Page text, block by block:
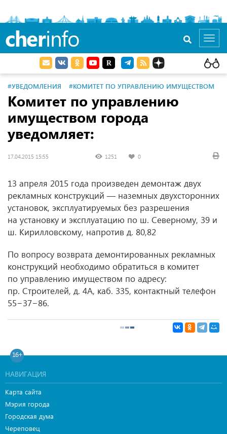
cherinfo
#УВЕДОМЛЕНИЯ #КОМИТЕТ ПО УПРАВЛЕНИЮ ИМУЩЕСТВОМ
Комитет по управлению
имуществом города
уведомляет:
17.04.2015 15:55 1251 0
13 апреля 2015 года произведен демонтаж двух
рекламных конструкций — наземных двухсторонних
установок, эксплуатируемых без разрешения
на установку и эксплуатацию по ш. Северному, 39 и
ш. Кирилловскому, напротив д. 80,82
По вопросу возврата демонтированных рекламных
конструкций необходимо обратиться в комитет
по управлению имуществом по адресу:
пр. Строителей, д. 4А, каб. 335, контактный телефон
55−37−86.
16+
НАВИГАЦИЯ
Карта сайта
Мэрия города
Городская дума
Череповец